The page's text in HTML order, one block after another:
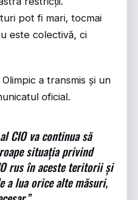
pot fi mari, tocmai
este colectivă, ci
a transmis și un
oficial.
CIO va continua să
situația privind
rus în aceste teritorii și
a lua orice alte măsuri,